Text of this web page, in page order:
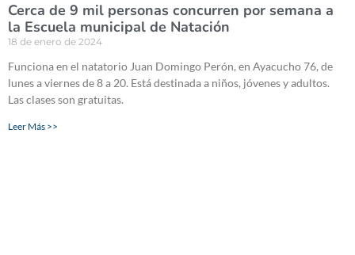
Cerca de 9 mil personas concurren por semana a
la Escuela municipal de Natación
18 de enero de 2024
Funciona en el natatorio Juan Domingo Perón, en Ayacucho 76, de
lunes a viernes de 8 a 20. Está destinada a niños, jóvenes y adultos.
Las clases son gratuitas.
Leer Más >>